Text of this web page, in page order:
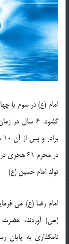
امام (ع) در سوم یا
در محرم 61 هجری در کربلا به شهادت رسید.
تولد امام حسین (ع)
امام رضا (ع) می
(ص) آوردند،
نامگذاری به پایان